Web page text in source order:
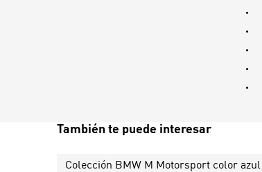
También te puede interesar
Colección BMW M Motorsport color azul